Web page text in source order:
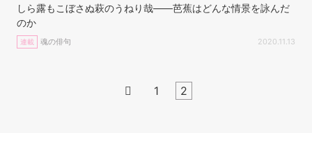
しら露もこぼさぬ萩のうねり哉——芭蕉はどんな情景を詠んだ
のか
連載 魂の俳句 2020.11.13
 1 2